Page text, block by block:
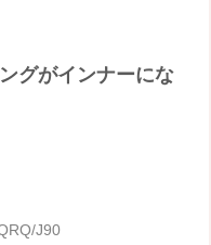
グがインナーにな
J90